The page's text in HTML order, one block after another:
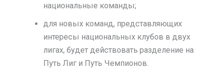
национальные команды;
для новых команд, представляющих
интересы национальных клубов в двух
лигах, будет действовать разделение на
Путь Лиг и Путь Чемпионов.